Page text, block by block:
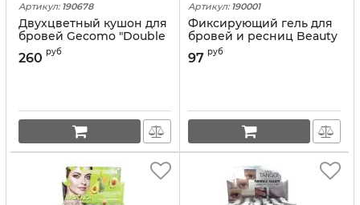
Артикул: 190678
Двухцветный кушон для
бровей Gecomo "Double
Color" (в ассортименте)
1шт.
260 руб
Артикул: 190001
Фиксирующий гель для
бровей и ресниц Beauty
model "Peach Mascara &
Nutlrition GEL" 1шт.
97 руб